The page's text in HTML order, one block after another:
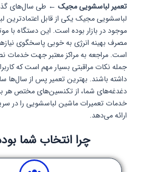
تعمیر لباسشویی مجیک ← طی سال‌های
لباسشویی مجیک یکی از قابل اعتمادترین
موجود در بازار بوده است. این دستگاه با
مصرف بهینه انرژی به خوبی پاسخگوی
است. مراجعه به مراکز معتبر جهت خدمات
جمله نکات مراقبتی بسیار مهم است که
داشته باشند. بهترین تعمیر پس از سال‌ها
دغدغه‌های شما، از تکنسین‌های مختص هر
خدمات تعمیرات ماشین لباسشویی را در
ارائه می‌دهد.
چرا انتخاب شما